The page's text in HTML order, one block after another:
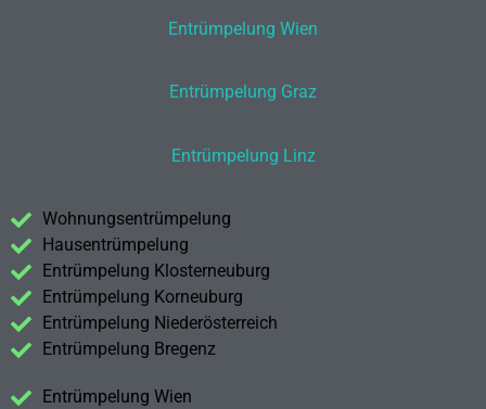
Entrümpelung Wien
Entrümpelung Graz
Entrümpelung Linz
Wohnungsentrümpelung
Hausentrümpelung
Entrümpelung Klosterneuburg
Entrümpelung Korneuburg
Entrümpelung Niederösterreich
Entrümpelung Bregenz
Entrümpelung Wien